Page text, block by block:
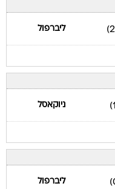
ליברפול
ניוקאסל
ליברפול